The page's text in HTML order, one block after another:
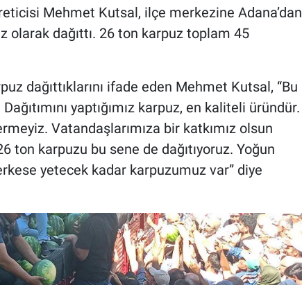
Mehmet Kutsal, ilçe merkezine Adana’dan
olarak dağıttı. 26 ton karpuz toplam 45
dağıttıklarını ifade eden Mehmet Kutsal, “Bu
yaptığımız karpuz, en kaliteli üründür.
Vatandaşlarımıza bir katkımız olsun
ton karpuzu bu sene de dağıtıyoruz. Yoğun
yetecek kadar karpuzumuz var” diye